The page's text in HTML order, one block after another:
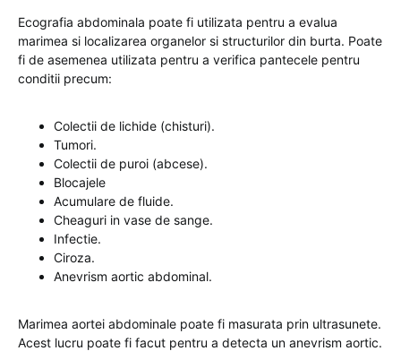
Ecografia abdominala poate fi utilizata pentru a evalua
marimea si localizarea organelor si structurilor din burta. Poate
fi de asemenea utilizata pentru a verifica pantecele pentru
conditii precum:
Colectii de lichide (chisturi).
Tumori.
Colectii de puroi (abcese).
Blocajele
Acumulare de fluide.
Cheaguri in vase de sange.
Infectie.
Ciroza.
Anevrism aortic abdominal.
Marimea aortei abdominale poate fi masurata prin ultrasunete.
Acest lucru poate fi facut pentru a detecta un anevrism aortic.